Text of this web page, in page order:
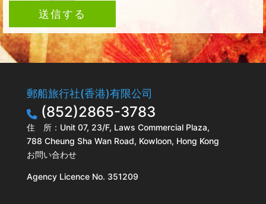
送信する
郵船旅行社(香港)有限公司
(852)2865-3783
住 所：Unit 07, 23/F, Laws Commercial Plaza,
788 Cheung Sha Wan Road, Kowloon, Hong Kong
お問い合わせ
Agency Licence No. 351209